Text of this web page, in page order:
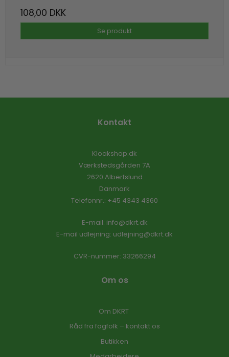
108,00 DKK
Se produkt
Kontakt
Kloakshop.dk
Værkstedsgården 7A
2620 Albertslund
Danmark
Telefonnr.: +45 4343 4360
E-mail: info@dkrt.dk
E-mail udlejning: udlejning@dkrt.dk
CVR-nummer: 33266294
Om os
Om DKRT
Råd fra fagfolk – kontakt os
Butikken